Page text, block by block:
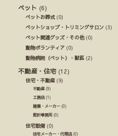
ペット (6)
ペットお葬式(0)
ペットショップ・トリミングサロン (3)
ペット関連グッズ・その他(0)
動物ボランティア (0)
動物病院（ペット）・獣医 (2)
不動産・住宅 (12)
住宅・不動産 (9)
不動産 (9)
工務店 (1)
建築・メーカー (0)
設計事務所(0)
住宅設備(0)
住宅メーカー・代理店 (0)